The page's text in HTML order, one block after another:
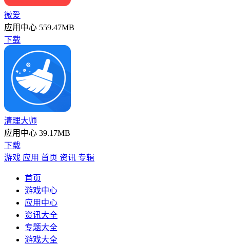
微爱
应用中心 559.47MB
下载
清理大师
应用中心 39.17MB
下载
游戏 应用 首页 资讯 专辑
首页
游戏中心
应用中心
资讯大全
专题大全
游戏大全